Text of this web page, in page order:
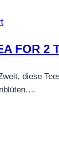
FOR 2
diese